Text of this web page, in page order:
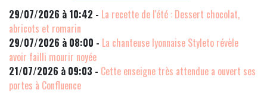
29/07/2026 à 10:42 - La recette de l'été : Dessert chocolat,
abricots et romarin
29/07/2026 à 08:00 - La chanteuse lyonnaise Styleto révèle
avoir failli mourir noyée
21/07/2026 à 09:03 - Cette enseigne très attendue a ouvert ses
portes à Confluence